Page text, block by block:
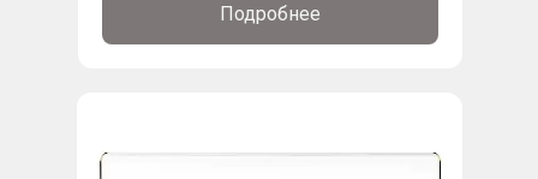
Подробнее